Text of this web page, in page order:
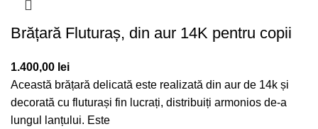
Brățară Fluturaș, din aur 14K pentru copii
1.400,00 lei
Această brățară delicată este realizată din aur de 14k și
decorată cu fluturași fin lucrați, distribuiți armonios de-a
lungul lanțului. Este